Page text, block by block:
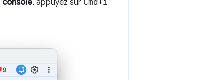
console, appuyez sur Cmd+i